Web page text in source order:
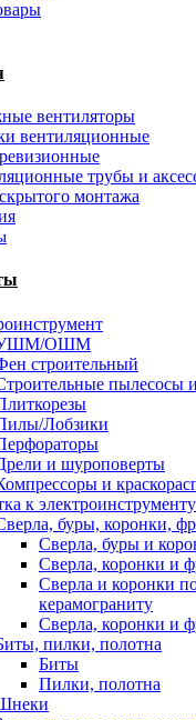
вентиляторы
вентиляционные
трубы и
монтажа
ОШМ
строительный
пылесосы
Лобзики
и шуроповерты
и
к электроинструменту
буры, коронки,
Сверла, буры и
Сверла, коронки и
Сверла и коронки
керамограниту
Сверла, коронки и
пилки, полотна
Биты
Пилки, полотна